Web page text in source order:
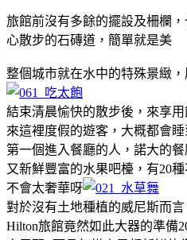
旅館前沒有多餘的擺設及柵欄
心散步的石磚道，簡單就是美
整個城市就在水中的特殊景緻
結束清晨愉快的散步後，來享
來這裡度假的遊客，大概都會
第一個進入餐廳的人，諾大的
又新鮮豐富的水果吧檯，有20
不會太奢華呀
對於沒有土地種植的威尼斯而
Hilton旅館竟然如此大器的準備